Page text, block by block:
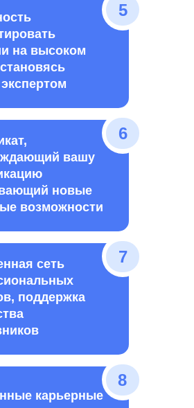
сеть
поддержка
7
вашу
новые
возможности
6
карьерные
8
на высоком
5